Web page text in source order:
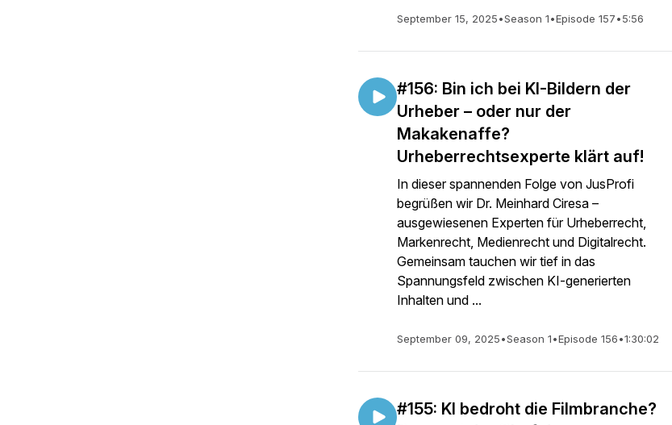
September 15, 2025•Season 1•Episode 157•5:56
#156: Bin ich bei KI-Bildern der
Urheber – oder nur der
Makakenaffe?
Urheberrechtsexperte klärt auf!
In dieser spannenden Folge von JusProfi
begrüßen wir Dr. Meinhard Ciresa –
ausgewiesenen Experten für Urheberrecht,
Markenrecht, Medienrecht und Digitalrecht.
Gemeinsam tauchen wir tief in das
Spannungsfeld zwischen KI-generierten
Inhalten und ...
September 09, 2025•Season 1•Episode 156•1:30:02
#155: KI bedroht die Filmbranche?